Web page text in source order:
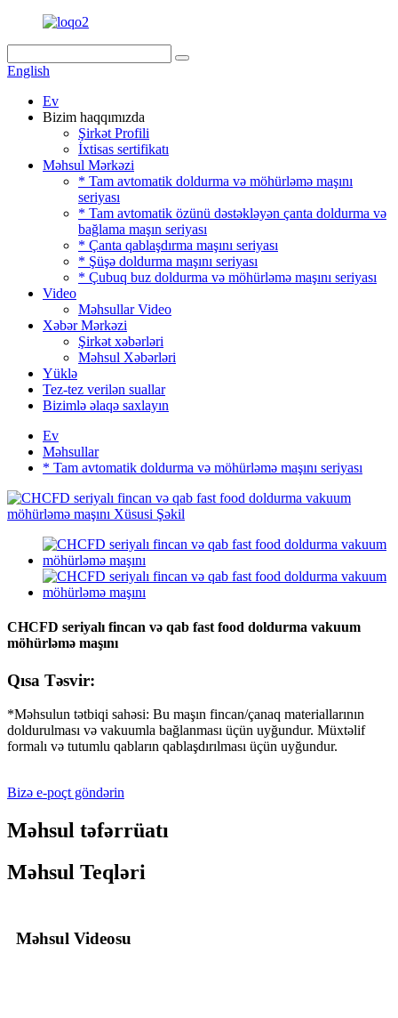
English
Ev
Bizim haqqımızda
Şirkət Profili
İxtisas sertifikatı
Məhsul Mərkəzi
* Tam avtomatik doldurma və möhürləmə maşını
seriyası
* Tam avtomatik özünü dəstəkləyən çanta doldurma və
bağlama maşın seriyası
* Çanta qablaşdırma maşını seriyası
* Şüşə doldurma maşını seriyası
* Çubuq buz doldurma və möhürləmə maşını seriyası
Video
Məhsullar Video
Xəbər Mərkəzi
Şirkət xəbərləri
Məhsul Xəbərləri
Yüklə
Tez-tez verilən suallar
Bizimlə əlaqə saxlayın
Ev
Məhsullar
* Tam avtomatik doldurma və möhürləmə maşını seriyası
CHCFD seriyalı fincan və qab fast food doldurma vakuum
möhürləmə maşını
Qısa Təsvir:
*Məhsulun tətbiqi sahəsi: Bu maşın fincan/çanaq materiallarının
doldurulması və vakuumla bağlanması üçün uyğundur. Müxtəlif
formalı və tutumlu qabların qablaşdırılması üçün uyğundur.
Bizə e-poçt göndərin
Məhsul təfərrüatı
Məhsul Teqləri
Məhsul Videosu